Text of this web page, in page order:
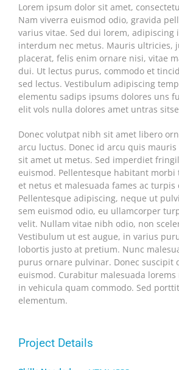
Lorem ipsum dolor sit amet,
Nam viverra euismod odio, gravida
varius vitae. Sed dui lorem, adipiscing
interdum nec metus. Mauris ultricies,
placerat, felis enim ornare nisi, vitae
dui. Ut lectus purus, commodo et
sed lectus. Vestibulum adipiscing
elementu sadips ipsums dolores uns
elit vols nulla dolores amet untras
Donec volutpat nibh sit amet libero
arcu luctus. Donec id arcu quis
sit amet ut metus. Sed imperdiet
euismod. Pellentesque habitant
et netus et malesuada fames ac turpis
Pellentesque adipiscing, neque ut
sem euismod odio, eu ullamcorper
velit. Nullam vitae nibh odio, non
Vestibulum ut est augue, in varius
lobortis justo at pretium. Nunc
purus ornare pulvinar. Donec suscipit
euismod. Curabitur malesuada
in vehicula quam commodo. Sed
elementum.
Project Details